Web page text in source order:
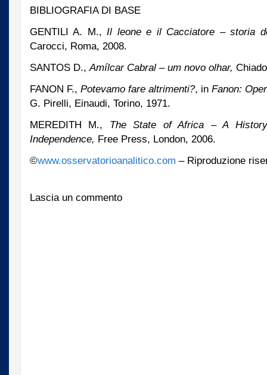
BIBLIOGRAFIA DI BASE
GENTILI A. M.,Il leone e il Cacciatore – storia
Carocci, Roma, 2008.
SANTOS D.,Amílcar Cabral – um novo olhar,
FANON F., Potevamo fare altrimenti?, in Fanon:
G. Pirelli, Einaudi, Torino, 1971.
MEREDITH M., The State of Africa – A
Independence, Free Press, London, 2006.
©www.osservatorioanalitico.com – Riproduzione
Lascia un commento